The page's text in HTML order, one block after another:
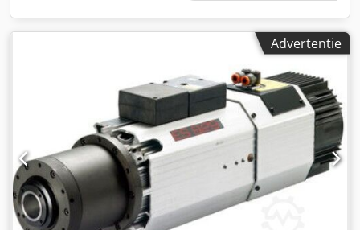
Advertentie